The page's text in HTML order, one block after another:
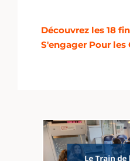
Découvrez les 18
S'engager Pour les